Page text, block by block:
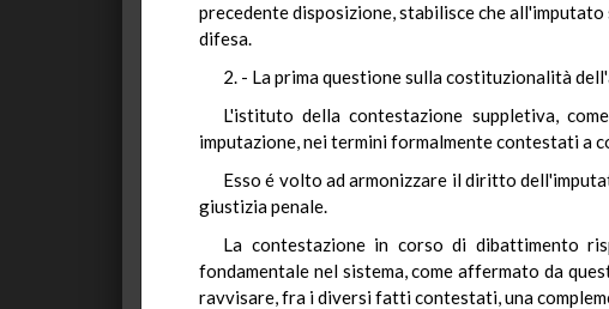
precedente disposizione, stabilisce che
difesa.
2. - La prima questione sulla costituzionalità
L'istituto della contestazione suppletiva,
imputazione, nei termini formalmente contestati a
Esso é volto ad armonizzare il diritto
giustizia penale.
La contestazione in corso di dibattimento
fondamentale nel sistema, come affermato da
ravvisare, fra i diversi fatti contestati, una